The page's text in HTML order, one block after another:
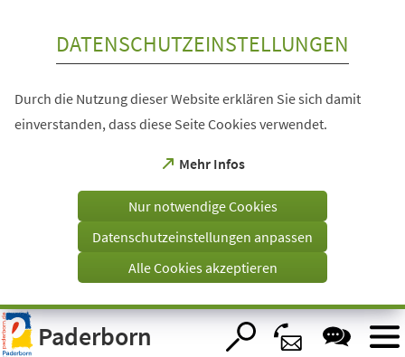
Visuelle
Assistenzsoftware
öffnen.
DATENSCHUTZEINSTELLUNGEN
Durch die Nutzung dieser Website erklären Sie sich damit
einverstanden, dass diese Seite Cookies verwendet.
Mehr Infos
(Öffnet
einem
Tab)
Nur notwendige Cookies
Datenschutzeinstellungen anpassen
Alle Cookies akzeptieren
Paderborn